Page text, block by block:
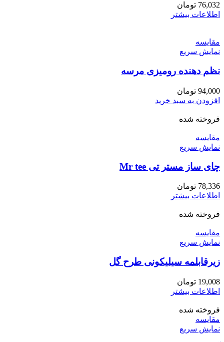
76,032 تومان
اطلاعات بیشتر
مقايسه
نمایش سریع
نظم دهنده رومیزی مرسه
94,000 تومان
افزودن به سبد خرید
فروخته شده
مقايسه
نمایش سریع
چای ساز مستر تی Mr tee
78,336 تومان
اطلاعات بیشتر
فروخته شده
مقايسه
نمایش سریع
زیرقابلمه سیلیکونی طرح گل
19,008 تومان
اطلاعات بیشتر
فروخته شده
مقايسه
نمایش سریع